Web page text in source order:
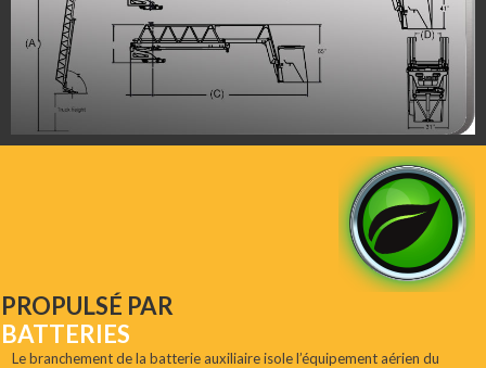
PROPULSÉ PAR
BATTERIES
Le branchement de la batterie auxiliaire isole l’équipement aérien du